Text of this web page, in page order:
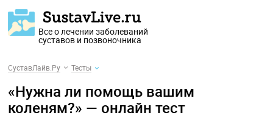
Все о лечении заболеваний
суставов и позвоночника
СуставЛайв.Ру Тесты
«Нужна ли помощь вашим
коленям?» — онлайн тест